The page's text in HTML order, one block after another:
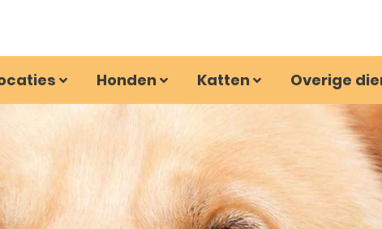
Honden Katten Overige